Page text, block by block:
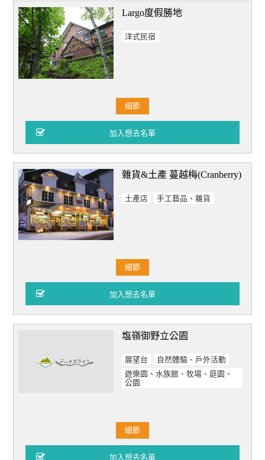
Largo度假勝地
洋式民宿
細節
雜貨&土產 蔓越梅(Cranberry)
土產店 手工藝品、雜貨
細節
塩嶺御野立公園
展望台
自然體驗、戶外活動
遊樂園、水族館、牧場、庭園、
公園
細節